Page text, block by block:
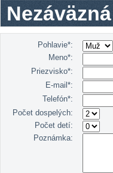
Pohlavie*:
Meno*:
Priezvisko*:
E-mail*:
Telefón*:
Počet dospelých:
Počet detí:
Poznámka: